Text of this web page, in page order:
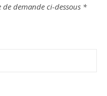
demande ci-dessous *